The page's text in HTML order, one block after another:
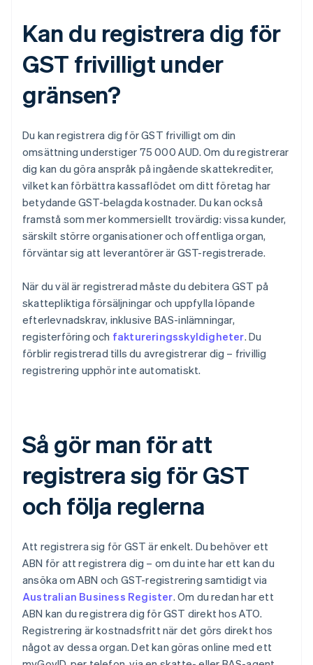
Kan du registrera dig för
GST frivilligt under
gränsen?
Du kan registrera dig för GST frivilligt om din
omsättning understiger 75 000 AUD. Om du registrerar
dig kan du göra anspråk på ingående skattekrediter,
vilket kan förbättra kassaflödet om ditt företag har
betydande GST-belagda kostnader. Du kan också
framstå som mer kommersiellt trovärdig: vissa kunder,
särskilt större organisationer och offentliga organ,
förväntar sig att leverantörer är GST-registrerade.
När du väl är registrerad måste du debitera GST på
skattepliktiga försäljningar och uppfylla löpande
efterlevnadskrav, inklusive BAS-inlämningar,
registerföring och faktureringsskyldigheter. Du
förblir registrerad tills du avregistrerar dig – frivillig
registrering upphör inte automatiskt.
Så gör man för att
registrera sig för GST
och följa reglerna
Att registrera sig för GST är enkelt. Du behöver ett
ABN för att registrera dig – om du inte har ett kan du
ansöka om ABN och GST-registrering samtidigt via
Australian Business Register. Om du redan har ett
ABN kan du registrera dig för GST direkt hos ATO.
Registrering är kostnadsfritt när det görs direkt hos
något av dessa organ. Det kan göras online med ett